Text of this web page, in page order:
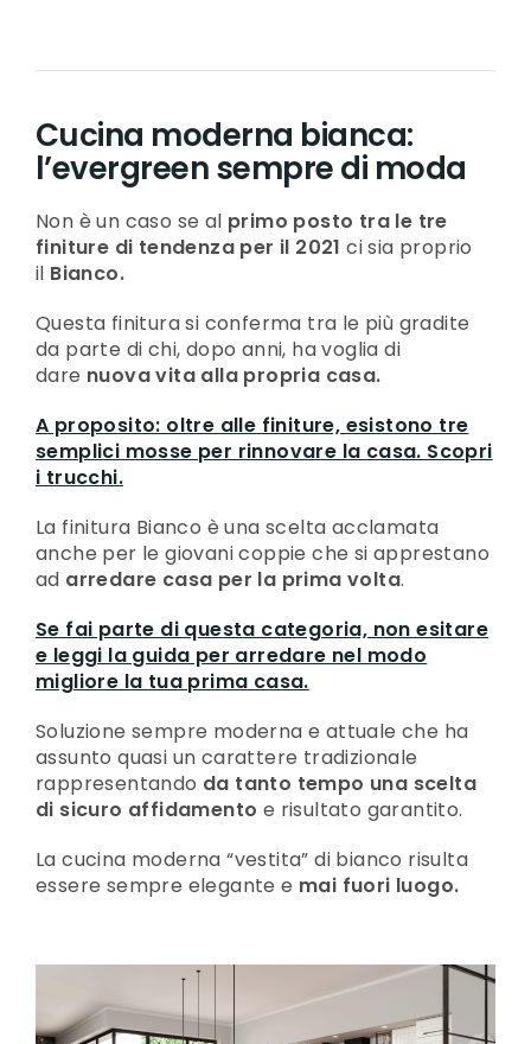
Cucina moderna bianca:
l’evergreen sempre di moda
Non è un caso se al primo posto tra le tre
finiture di tendenza per il 2021 ci sia proprio
il Bianco.
Questa finitura si conferma tra le più gradite
da parte di chi, dopo anni, ha voglia di
dare nuova vita alla propria casa.
A proposito: oltre alle finiture, esistono tre
semplici mosse per rinnovare la casa. Scopri
i trucchi.
La finitura Bianco è una scelta acclamata
anche per le giovani coppie che si apprestano
ad arredare casa per la prima volta.
Se fai parte di questa categoria, non esitare
e leggi la guida per arredare nel modo
migliore la tua prima casa.
Soluzione sempre moderna e attuale che ha
assunto quasi un carattere tradizionale
rappresentando da tanto tempo una scelta
di sicuro affidamento e risultato garantito.
La cucina moderna “vestita” di bianco risulta
essere sempre elegante e mai fuori luogo.